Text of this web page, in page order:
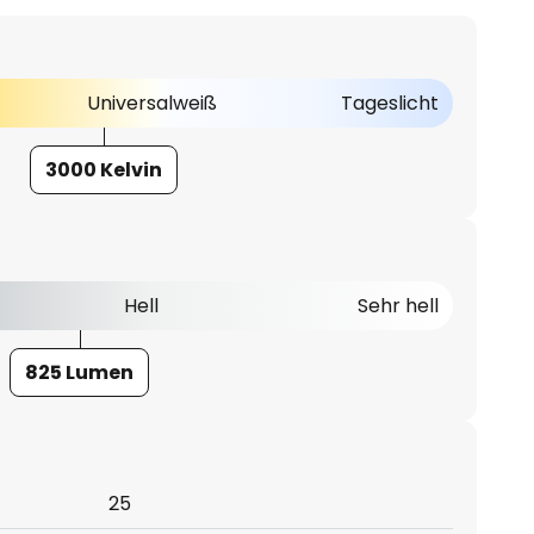
Universalweiß Tageslicht
3000 Kelvin
Hell Sehr hell
825 Lumen
25